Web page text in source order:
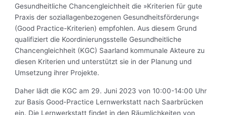
Gesundheitliche Chancengleichheit die »Kriterien für gute
Praxis der soziallagenbezogenen Gesundheitsförderung«
(Good Practice-Kriterien) empfohlen. Aus diesem Grund
qualifiziert die Koordinierungsstelle Gesundheitliche
Chancengleichheit (KGC) Saarland kommunale Akteure zu
diesen Kriterien und unterstützt sie in der Planung und
Umsetzung ihrer Projekte.
Daher lädt die KGC am 29. Juni 2023 von 10:00-14:00 Uhr
zur Basis Good-Practice Lernwerkstatt nach Saarbrücken
ein. Die Lernwerkstatt findet in den Räumlichkeiten von